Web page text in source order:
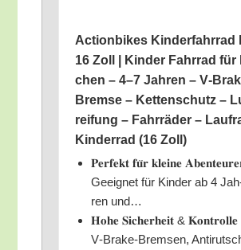
Action­bikes Kin­der­fahr­rad
16 Zoll | Kin­der Fahr­rad
chen – 4–7 Jah­ren –
Brem­se – Ket­ten­schutz –
rei­fung – Fahr­rä­der –
Kin­der­rad (16 Zoll)
𝐏𝐞𝐫𝐟𝐞𝐤𝐭 𝐟𝐮̈𝐫 𝐤𝐥𝐞𝐢𝐧𝐞
Geeig­net für Kin­der ab 4
ren und…
𝐇𝐨𝐡𝐞 𝐒𝐢𝐜𝐡𝐞𝐫𝐡𝐞𝐢𝐭 &
V‑Bra­ke-Brem­sen,